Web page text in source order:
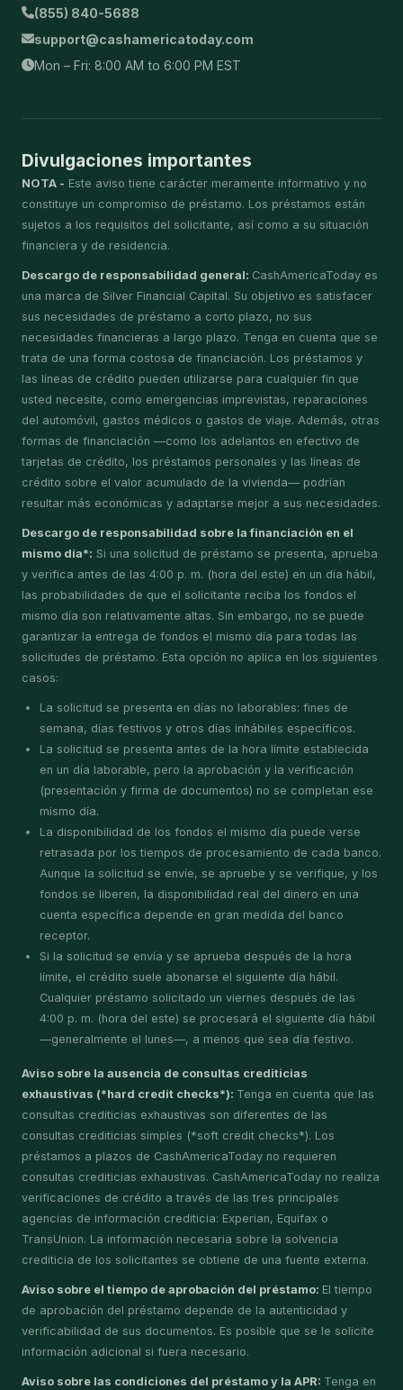
(855) 840-5688
support@cashamericatoday.com
Mon – Fri: 8:00 AM to 6:00 PM EST
Divulgaciones importantes
NOTA - Este aviso tiene carácter meramente informativo y no
constituye un compromiso de préstamo. Los préstamos están
sujetos a los requisitos del solicitante, así como a su situación
financiera y de residencia.
Descargo de responsabilidad general: CashAmericaToday es
una marca de Silver Financial Capital. Su objetivo es satisfacer
sus necesidades de préstamo a corto plazo, no sus
necesidades financieras a largo plazo. Tenga en cuenta que se
trata de una forma costosa de financiación. Los préstamos y
las líneas de crédito pueden utilizarse para cualquier fin que
usted necesite, como emergencias imprevistas, reparaciones
del automóvil, gastos médicos o gastos de viaje. Además, otras
formas de financiación —como los adelantos en efectivo de
tarjetas de crédito, los préstamos personales y las líneas de
crédito sobre el valor acumulado de la vivienda— podrían
resultar más económicas y adaptarse mejor a sus necesidades.
Descargo de responsabilidad sobre la financiación en el
mismo día*: Si una solicitud de préstamo se presenta, aprueba
y verifica antes de las 4:00 p. m. (hora del este) en un día hábil,
las probabilidades de que el solicitante reciba los fondos el
mismo día son relativamente altas. Sin embargo, no se puede
garantizar la entrega de fondos el mismo día para todas las
solicitudes de préstamo. Esta opción no aplica en los siguientes
casos:
La solicitud se presenta en días no laborables: fines de
semana, días festivos y otros días inhábiles específicos.
La solicitud se presenta antes de la hora límite establecida
en un día laborable, pero la aprobación y la verificación
(presentación y firma de documentos) no se completan ese
mismo día.
La disponibilidad de los fondos el mismo día puede verse
retrasada por los tiempos de procesamiento de cada banco.
Aunque la solicitud se envíe, se apruebe y se verifique, y los
fondos se liberen, la disponibilidad real del dinero en una
cuenta específica depende en gran medida del banco
receptor.
Si la solicitud se envía y se aprueba después de la hora
límite, el crédito suele abonarse el siguiente día hábil.
Cualquier préstamo solicitado un viernes después de las
4:00 p. m. (hora del este) se procesará el siguiente día hábil
—generalmente el lunes—, a menos que sea día festivo.
Aviso sobre la ausencia de consultas crediticias
exhaustivas (*hard credit checks*): Tenga en cuenta que las
consultas crediticias exhaustivas son diferentes de las
consultas crediticias simples (*soft credit checks*). Los
préstamos a plazos de CashAmericaToday no requieren
consultas crediticias exhaustivas. CashAmericaToday no realiza
verificaciones de crédito a través de las tres principales
agencias de información crediticia: Experian, Equifax o
TransUnion. La información necesaria sobre la solvencia
crediticia de los solicitantes se obtiene de una fuente externa.
Aviso sobre el tiempo de aprobación del préstamo: El tiempo
de aprobación del préstamo depende de la autenticidad y
verificabilidad de sus documentos. Es posible que se le solicite
información adicional si fuera necesario.
Aviso sobre las condiciones del préstamo y la APR: Tenga en